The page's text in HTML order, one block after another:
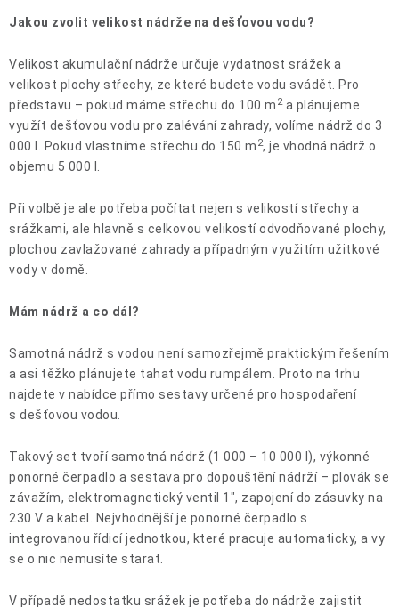
Jakou zvolit velikost nádrže na dešťovou vodu?
Velikost akumulační nádrže určuje vydatnost srážek a
velikost plochy střechy, ze které budete vodu svádět. Pro
představu – pokud máme střechu do 100 m 2a plánujeme
využít dešťovou vodu pro zalévání zahrady, volíme nádrž do 3
000 l. Pokud vlastníme střechu do 150 m 2, je vhodná nádrž o
objemu 5 000 l.
Při volbě je ale potřeba počítat nejen s velikostí střechy a
srážkami, ale hlavně s celkovou velikostí odvodňované plochy,
plochou zavlažované zahrady a případným využitím užitkové
vody v domě.
Mám nádrž a co dál?
Samotná nádrž s vodou není samozřejmě praktickým řešením
a asi těžko plánujete tahat vodu rumpálem. Proto na trhu
najdete v nabídce přímo sestavy určené pro hospodaření
s dešťovou vodou.
Takový set tvoří samotná nádrž (1 000 – 10 000 l), výkonné
ponorné čerpadlo a sestava pro dopouštění nádrží – plovák se
závažím, elektromagnetický ventil 1", zapojení do zásuvky na
230 V a kabel. Nejvhodnější je ponorné čerpadlo s
integrovanou řídicí jednotkou, které pracuje automaticky, a vy
se o nic nemusíte starat.
V případě nedostatku srážek je potřeba do nádrže zajistit